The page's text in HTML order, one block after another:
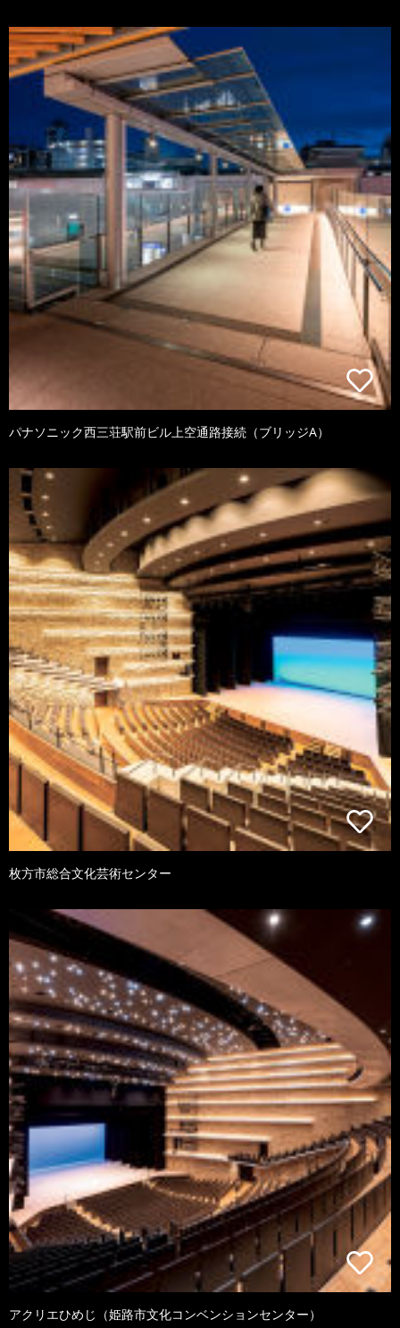
パナソニック西三荘駅前ビル上空通路接続（ブリッジA）
枚方市総合文化芸術センター
アクリエひめじ（姫路市文化コンベンションセンター）